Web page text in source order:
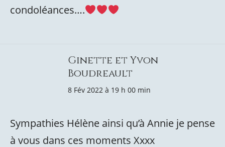
condoléances….
Ginette et Yvon
Boudreault
8 Fév 2022 à 19 h 00 min
Sympathies Hélène ainsi qu’à Annie je pense
à vous dans ces moments Xxxx